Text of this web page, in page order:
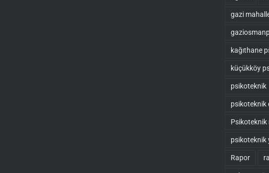
gazi
kağıthane
küçükköy
psikoteknik
psikoteknik
Psikoteknik
psikoteknik
Rapor